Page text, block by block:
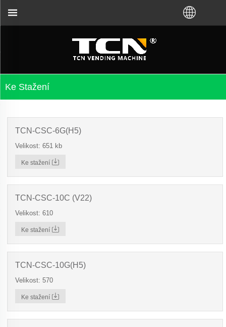
Ke Stažení
TCN-CSC-6G(H5)
Velikost: 651 kb
Ke stažení
TCN-CSC-10C (V22)
Velikost: 610
Ke stažení
TCN-CSC-10G(H5)
Velikost: 570
Ke stažení
prodejních automatů a řešení problémů bez